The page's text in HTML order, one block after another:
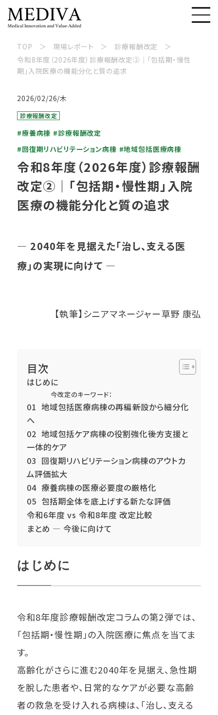
TOP 現場レポート
診療報酬改定
令和8年度（2026年度）診療報酬改定②｜「包括期・慢性
期」入院医療の機能分化と質の追求
2026/02/26/木
診療報酬改定
#療養病棟 #診療報酬改定
#回復期リハビリテーション病棟 #地域包括医療病棟
令和8年度（2026年度）診療報酬
改定②｜「包括期・慢性期」入院
医療の機能分化と質の追求
— 2040年を見据えた「治し、支える医
療」の実現に向けて —
【執筆】シニアマネージャー草野 康弘
目次
はじめに
今改定のキーワード：
01 地域包括医療病棟の再編――新設から細分化
へ
02 地域包括ケア病棟の役割強化――後方支援と
一体的ケア
03 回復期リハビリテーション病棟のアウトカ
ム評価拡大
04 療養病棟の医療必要度の厳格化
05 包括期全体を底上げする新たな評価
令和6年度 vs 令和8年度 改定比較
まとめ ― 今後に向けて
はじめに
令和8年度診療報酬改定コラムの第2弾では、
「包括期・慢性期」の入院医療に焦点を当てま
す。
高齢化がさらに進む2040年を見据え、急性期
を脫した患者や、日常的なケアが必要な高齢
者の救急を受け入れる病棟は、「治し、支える